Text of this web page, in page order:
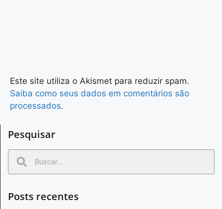
Este site utiliza o Akismet para reduzir spam.
Saiba como seus dados em comentários são
processados.
Pesquisar
Posts recentes